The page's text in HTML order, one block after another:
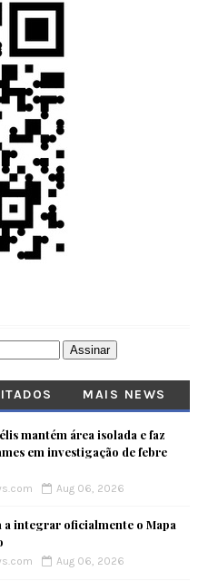
MAIS NEWS
mantém área isolada e faz
em investigação de febre
Aug 06, 2026
a integrar oficialmente o Mapa
Aug 06, 2026